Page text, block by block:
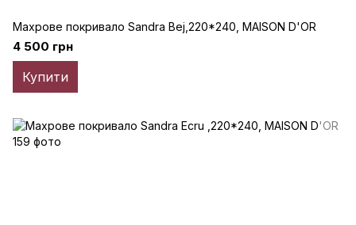
Махрове покривало Sandra Bej,220*240, MAISON D'OR
4 500 грн
Купити